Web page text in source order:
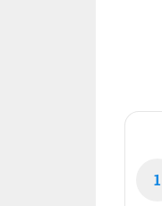
1